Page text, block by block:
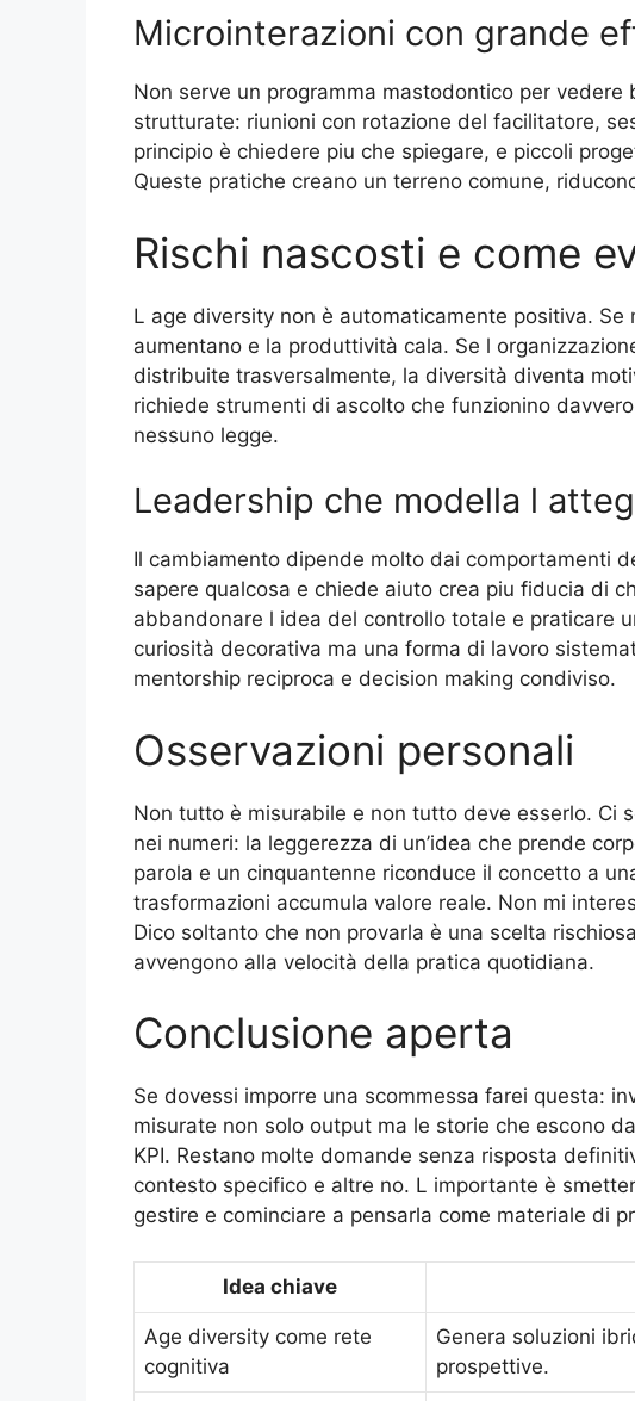
Microinterazioni con grande
Non serve un programma mastodontico per vedere
strutturate: riunioni con rotazione del facilitatore,
principio è chiedere piu che spiegare, e piccoli
Queste pratiche creano un terreno comune,
Rischi nascosti e come
L age diversity non è automaticamente positiva.
aumentano e la produttività cala. Se l
distribuite trasversalmente, la diversità diventa
richiede strumenti di ascolto che funzionino
nessuno legge.
Leadership che modella l
Il cambiamento dipende molto dai comportamenti
sapere qualcosa e chiede aiuto crea piu fiducia di
abbandonare l idea del controllo totale e praticare
curiosità decorativa ma una forma di lavoro
mentorship reciproca e decision making condiviso.
Osservazioni personali
Non tutto è misurabile e non tutto deve esserlo. Ci
nei numeri: la leggerezza di un’idea che prende
parola e un cinquantenne riconduce il concetto a
trasformazioni accumula valore reale. Non mi
Dico soltanto che non provarla è una scelta
avvengono alla velocità della pratica quotidiana.
Conclusione aperta
Se dovessi imporre una scommessa farei questa:
misurate non solo output ma le storie che escono
KPI. Restano molte domande senza risposta
contesto specifico e altre no. L importante è
gestire e cominciare a pensarla come materiale di
Idea chiave
Age diversity come rete
cognitiva
Genera soluzioni
prospettive.